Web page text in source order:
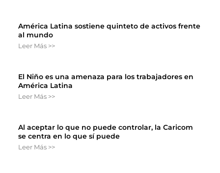
América Latina sostiene quinteto de activos frente
al mundo
Leer Más >>
El Niño es una amenaza para los trabajadores en
América Latina
Leer Más >>
Al aceptar lo que no puede controlar, la Caricom
se centra en lo que sí puede
Leer Más >>